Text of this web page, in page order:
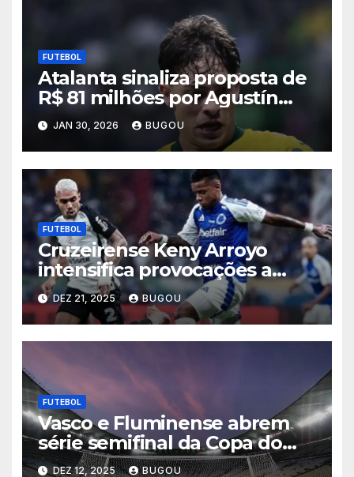
FUTEBOL
Atalanta sinaliza proposta de
R$ 81 milhões por Agustín
Giay, e Palmeiras admite
negociar lateral
JAN 30, 2026 BUGOU
FUTEBOL
Cruzeirense Keny Arroyo
intensifica provocações a
Matheuzinho após eliminação
celeste na Copa do Brasil
2025
DEZ 21, 2025 BUGOU
FUTEBOL
Vasco e Fluminense abrem
série semifinal da Copa do
Brasil nesta quinta-feira
DEZ 12, 2025 BUGOU